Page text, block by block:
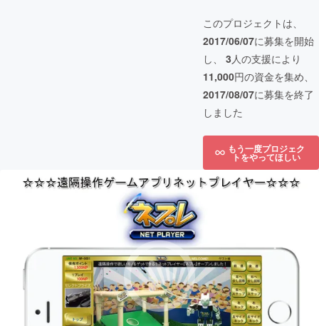
このプロジェクトは、
2017/06/07に募集を開始
し、 3人の支援により
11,000円の資金を集め、
2017/08/07に募集を終了
しました
もう一度プロジェク
トをやってほしい